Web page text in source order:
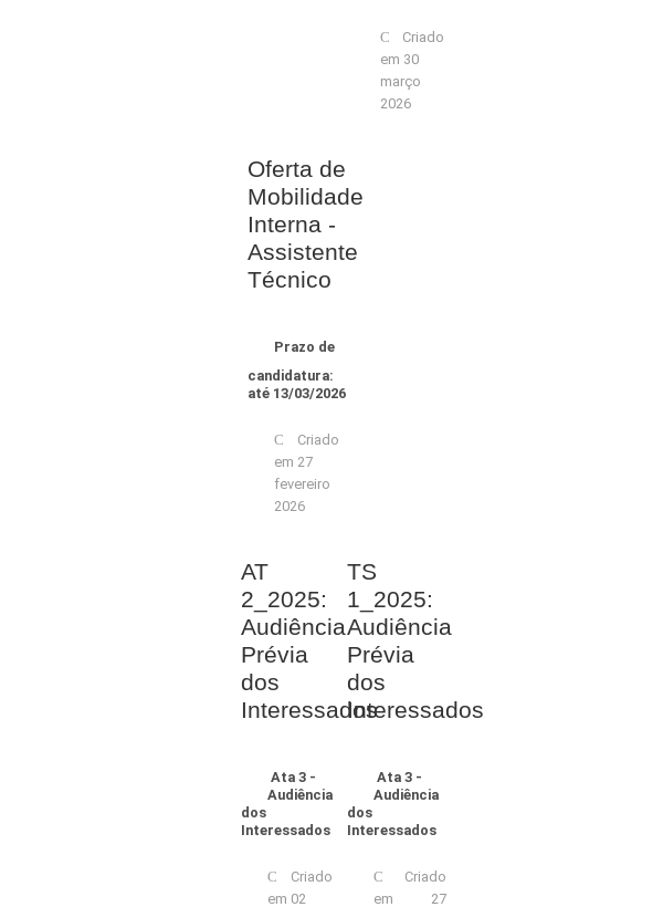
Criado
em 30
março
2026
Oferta de
Mobilidade
Interna -
Assistente
Técnico
Prazo de
candidatura:
até 13/03/2026
Criado
em 27
fevereiro
2026
AT
2_2025:
Audiência
Prévia
dos
Interessados
Ata 3 -
Audiência
dos
Interessados
Criado
em 02
TS
1_2025:
Audiência
Prévia
dos
Interessados
Ata 3 -
Audiência
dos
Interessados
Criado
em 27